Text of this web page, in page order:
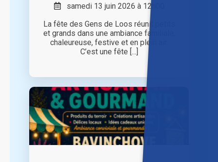
samedi 13 juin 2026 à 12h00
La fête des Gens de Loos réunit petits
et grands dans une ambiance familiale,
chaleureuse, festive et en plein air.
C’est une fête [...]